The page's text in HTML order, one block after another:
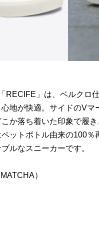
RECIFE」は、ベルクロ
地が快適。サイドのV
か落ち着いた印象で履
ットボトル由来の100％
ルなスニーカーです。
）